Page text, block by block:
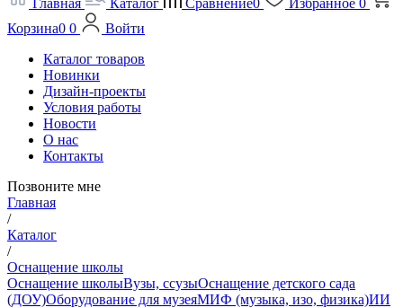
Корзина0 0
Войти
Каталог товаров
Новинки
Дизайн-проекты
Условия работы
Новости
О нас
Контакты
Позвоните мне
Главная
/
Каталог
/
Оснащение школы
Оснащение школыВузы, ссузыОснащение детского сада
(ДОУ)Оборудование для музеяМИФ (музыка, изо, физика)ИИ